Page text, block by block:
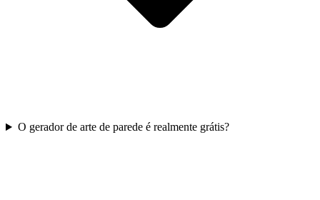
O gerador de arte de parede é realmente grátis?